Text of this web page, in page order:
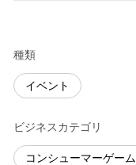
種類
イベント
ビジネスカテゴリ
コンシューマーゲーム